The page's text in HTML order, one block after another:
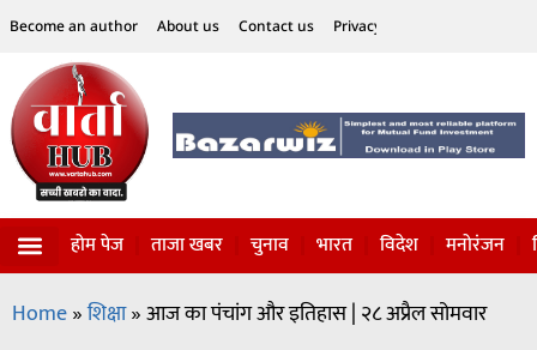
Become an author About us Contact us Privacy Policy
होम पेज ताजा खबर चुनाव भारत विदेश मनोरंजन
Home»शिक्षा»आज का पंचांग और इतिहास | २८ अप्रैल सोमवार